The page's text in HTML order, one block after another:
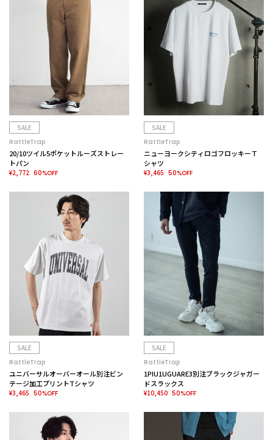
SALE
RattleTrap
20/10ツイル5ポケットルーズストレー
トパン
¥2,772 60%OFF
SALE
RattleTrap
ニューヨークシティロゴフロッキーＴ
シャツ
¥3,465 50%OFF
SALE
RattleTrap
ユニバーサルオーバーオール別注ビン
テージ加工プリントTシャツ
¥3,465 50%OFF
SALE
RattleTrap
1PIU1UGUARE3別注ブラックジャガー
ドスラックス
¥10,450 50%OFF